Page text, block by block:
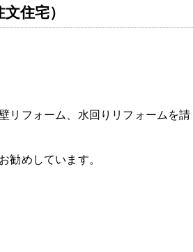
住宅）
リフォーム、水回りリフォームを請
めしています。